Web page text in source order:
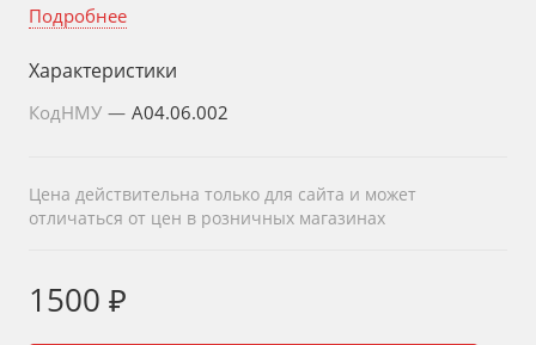
Подробнее
Характеристики
КодНМУ — A04.06.002
Цена действительна только для сайта и может
отличаться от цен в розничных магазинах
1500 ₽